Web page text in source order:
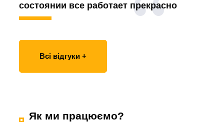
состоянии все работает прекрасно
Всі відгуки +
Як ми працюємо?